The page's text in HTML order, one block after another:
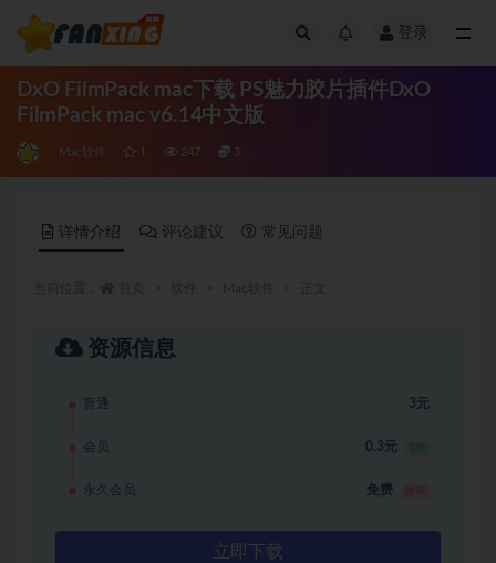
登录
DxO FilmPack mac下载 PS魅力胶片插件DxO
FilmPack mac v6.14中文版
Mac软件 1 247 3
详情介绍 评论建议 常见问题
资源信息
普通 3元
会员 0.3元 1折
永久会员 免费
立即下载